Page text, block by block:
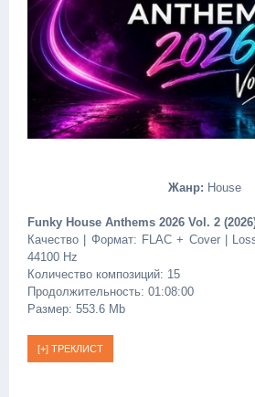
Жанр: House
Funky House Anthems 2026 Vol. 2
Качество | Формат: FLAC + Cover |
44100 Hz
Количество композиций: 15
Продолжительность: 01:08:00
Размер: 553.6 Mb